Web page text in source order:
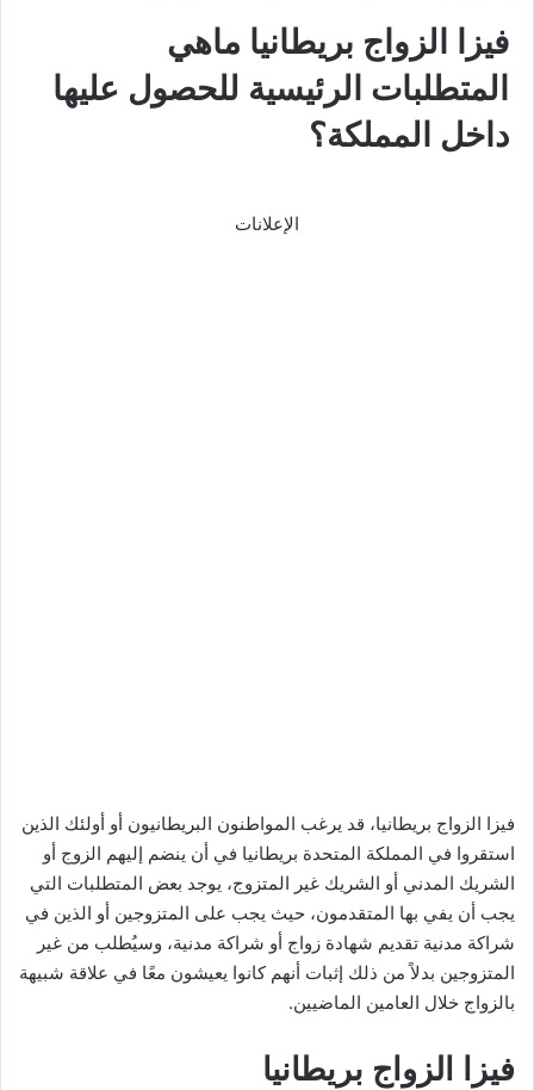
فيزا الزواج بريطانيا ماهي
المتطلبات الرئيسية للحصول عليها
داخل المملكة؟
الإعلانات
فيزا الزواج بريطانيا، قد يرغب المواطنون البريطانيون أو أولئك الذين
استقروا في المملكة المتحدة بريطانيا في أن ينضم إليهم الزوج أو
الشريك المدني أو الشريك غير المتزوج، يوجد بعض المتطلبات التي
يجب أن يفي بها المتقدمون، حيث يجب على المتزوجين أو الذين في
شراكة مدنية تقديم شهادة زواج أو شراكة مدنية، وسيُطلب من غير
المتزوجين بدلاً من ذلك إثبات أنهم كانوا يعيشون معًا في علاقة شبيهة
بالزواج خلال العامين الماضيين.
فيزا الزواج بريطانيا